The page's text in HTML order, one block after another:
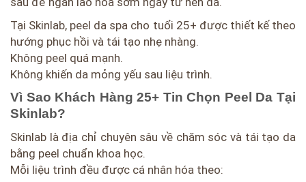
Tại Skinlab, peel da spa cho tuổi 25+ được thiết kế theo
hướng phục hồi và tái tạo nhẹ nhàng.
Không peel quá mạnh.
Không khiến da mỏng yếu sau liệu trình.
Vì Sao Khách Hàng 25+ Tin Chọn Peel Da Tại
Skinlab?
Skinlab là địa chỉ chuyên sâu về chăm sóc và tái tạo da
bằng peel chuẩn khoa học.
Mỗi liệu trình đều được cá nhân hóa theo: